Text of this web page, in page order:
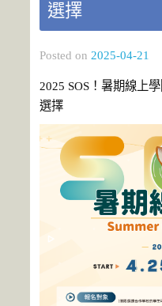
選擇
Posted on 2025-04-21
2025 SOS！暑期線上
選擇